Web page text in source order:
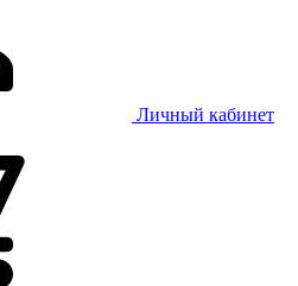
Личный кабинет